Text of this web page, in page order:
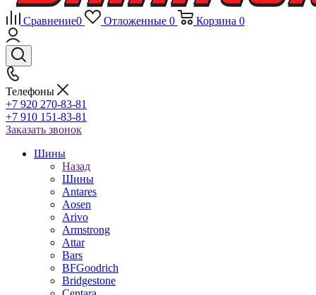
Сравнение0 Отложенные 0 Корзина 0
Телефоны
+7 920 270-83-81
+7 910 151-83-81
Заказать звонок
Шины
Назад
Шины
Antares
Aosen
Arivo
Armstrong
Attar
Bars
BFGoodrich
Bridgestone